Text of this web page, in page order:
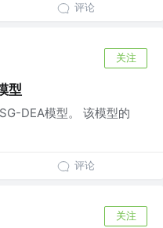
评论
关注
型
DEA模型。 该模型的
评论
关注